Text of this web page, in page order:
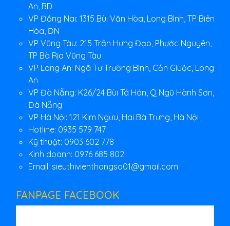
An, BD
VP Đồng Nai: 1315 Bùi Văn Hòa, Long Bình, TP Biên
Hòa, ĐN
VP Vũng Tàu: 215 Trần Hưng Đạo, Phước Nguyên,
TP Bà Rịa Vũng Tàu
VP Long An: Ngã Tư Trường Bình, Cần Giuộc, Long
An
VP Đà Nẵng: K26/24 Bùi Tá Hán, Q Ngũ Hành Sơn,
Đà Nẵng
VP Hà Nội: 121 Kim Ngưu, Hai Bà Trưng, Hà Nội
Hotline: 0935 579 747
Kỹ thuật: 0903 602 778
Kinh doanh: 0976 685 802
Email: sieuthivienthongso01@gmail.com
FANPAGE FACEBOOK